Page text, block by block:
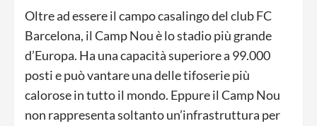
Oltre ad essere il campo casalingo del club FC
Barcelona, il Camp Nou è lo stadio più grande
d’Europa. Ha una capacità superiore a 99.000
posti e può vantare una delle tifoserie più
calorose in tutto il mondo. Eppure il Camp Nou
non rappresenta soltanto un’infrastruttura per